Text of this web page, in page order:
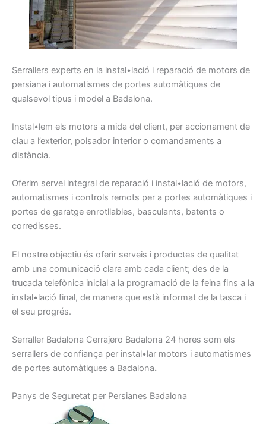
Serrallers experts en la instal•lació i reparació de motors de
persiana i automatismes de portes automàtiques de
qualsevol tipus i model a Badalona.
Instal•lem els motors a mida del client, per accionament de
clau a l’exterior, polsador interior o comandaments a
distància.
Oferim servei integral de reparació i instal•lació de motors,
automatismes i controls remots per a portes automàtiques i
portes de garatge enrotllables, basculants, batents o
corredisses.
El nostre objectiu és oferir serveis i productes de qualitat
amb una comunicació clara amb cada client; des de la
trucada telefònica inicial a la programació de la feina fins a la
instal•lació final, de manera que està informat de la tasca i
el seu progrés.
Serraller Badalona Cerrajero Badalona 24 hores som els
serrallers de confiança per instal•lar motors i automatismes
de portes automàtiques a Badalona.
Panys de Seguretat per Persianes Badalona